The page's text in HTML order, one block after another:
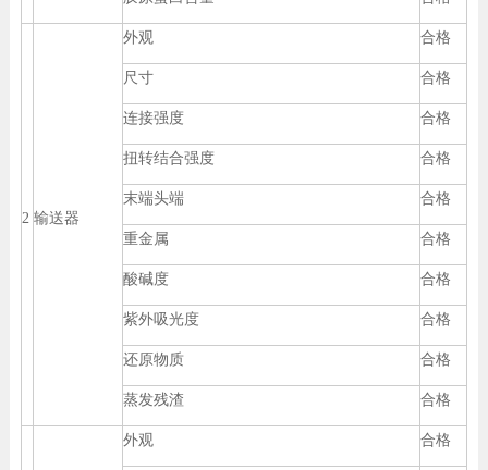
2 输送器
外观 合格
尺寸 合格
连接强度 合格
扭转结合强度 合格
末端头端 合格
重金属 合格
酸碱度 合格
紫外吸光度 合格
还原物质 合格
蒸发残渣 合格
外观 合格